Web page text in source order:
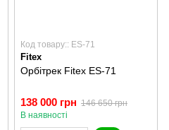
Код товару:: ES-71
Fitex
Орбітрек Fitex ES-71
138 000 грн 146 650 грн
В наявності